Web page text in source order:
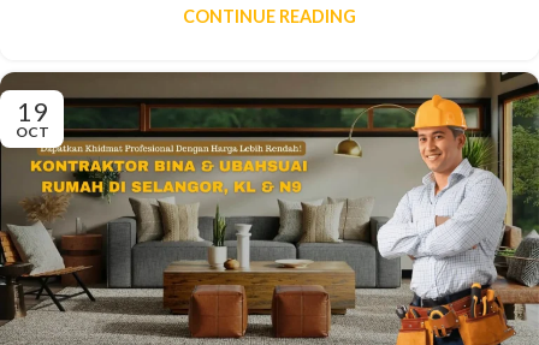
CONTINUE READING
19
OCT